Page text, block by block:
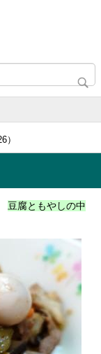
）
豆腐ともやしの中